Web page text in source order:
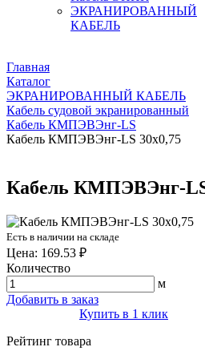
ЭКРАНИРОВАННЫЙ
КАБЕЛЬ
Главная
Каталог
ЭКРАНИРОВАННЫЙ КАБЕЛЬ
Кабель судовой экранированный
Кабель КМПЭВЭнг-LS
Кабель КМПЭВЭнг-LS 30х0,75
Кабель КМПЭВЭнг-LS
Есть в наличии на складе
Цена: 169.53 ₽
Количество
м
Добавить в заказ
Купить в 1 клик
Рейтинг товара